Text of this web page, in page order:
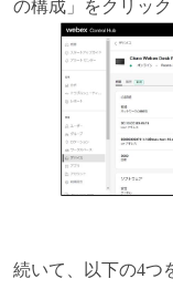
の構成」をクリック
続いて、以下の4つ